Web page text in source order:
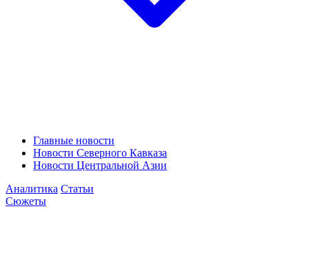
Главные новости
Новости Северного Кавказа
Новости Центральной Азии
Аналитика Статьи
Сюжеты